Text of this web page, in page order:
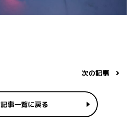
次の記事
記事一覧に戻る